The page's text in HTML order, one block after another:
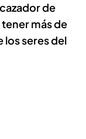
de
más de
los seres del